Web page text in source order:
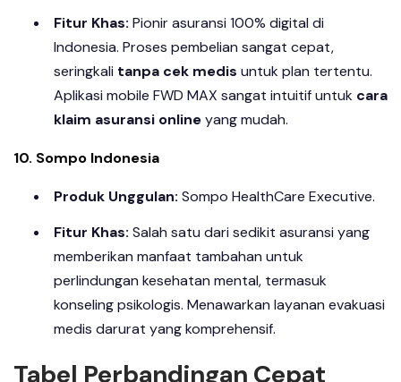
Fitur Khas: Pionir asuransi 100% digital di
Indonesia. Proses pembelian sangat cepat,
seringkali tanpa cek medis untuk plan tertentu.
Aplikasi mobile FWD MAX sangat intuitif untuk cara
klaim asuransi onlineyang mudah.
10. Sompo Indonesia
Produk Unggulan: Sompo HealthCare Executive.
Fitur Khas: Salah satu dari sedikit asuransi yang
memberikan manfaat tambahan untuk
perlindungan kesehatan mental, termasuk
konseling psikologis. Menawarkan layanan evakuasi
medis darurat yang komprehensif.
Tabel Perbandingan Cepat